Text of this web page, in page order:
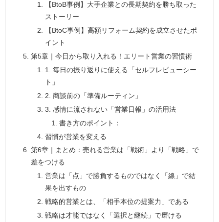
【BtoB事例】大手企業との長期契約を勝ち取った
ストーリー
【BtoC事例】高額リフォーム契約を成立させたポ
イント
第5章｜今日から取り入れる！エリート営業の習慣術
1. 毎日の振り返りに使える「セルフレビューシー
ト」
2. 商談前の「準備ルーティン」
3. 感情に流されない「営業日報」の活用法
書き方のポイント：
習慣が営業を変える
第6章｜まとめ：売れる営業は「戦術」より「戦略」で
差をつける
営業は「点」で勝負するものではなく「線」で結
果を出すもの
戦略的営業とは、「相手本位の提案力」である
戦略は才能ではなく「選択と継続」で磨ける